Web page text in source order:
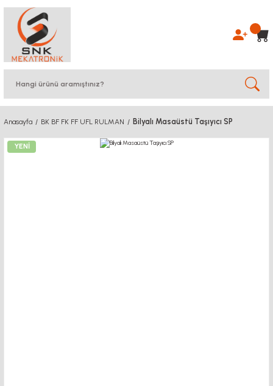
Anasayfa BK BF FK FF UFL RULMAN Bilyalı Masaüstü Taşıyıcı SP
YENİ